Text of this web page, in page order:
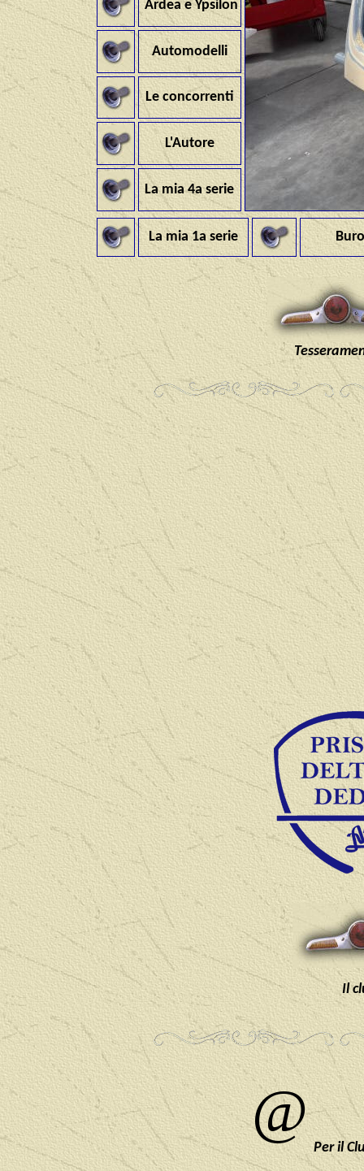
Ardea e Ypsilon
Automodelli
Le concorrenti
L'Autore
La mia 4a serie
La mia 1a serie
Il
@
Per il